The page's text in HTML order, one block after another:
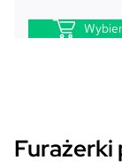
Furażerki